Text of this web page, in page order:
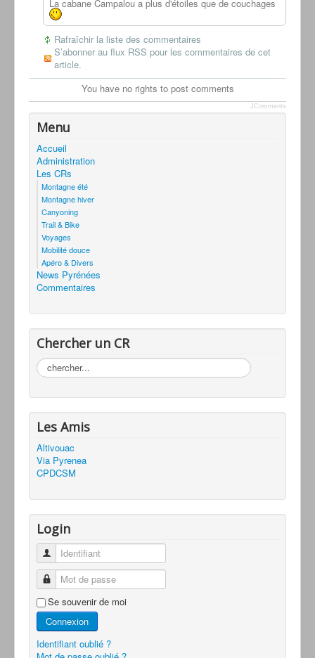
La cabane Campalou a plus d'étoiles que de couchages
Rafraîchir la liste des commentaires
S’abonner au flux RSS pour les commentaires de cet
article.
You have no rights to post comments
JComments
Menu
Accueil
Administration
Les CRs
Montagne été
Montagne hiver
Canyoning
Trail & Bike
Voyages
Mobilité douce
Apéro & Divers
News Pyrénées
Commentaires
Chercher un CR
Rechercher
Les Amis
Altivouac
Via Pyrenea
CPDCSM
Login
Identifiant
Mot de passe
Se souvenir de moi
Connexion
Identifiant oublié ?